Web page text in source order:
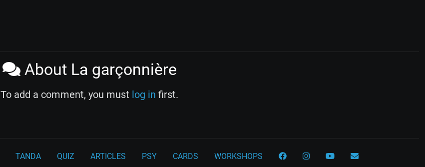
About La garçonnière
To add a comment, you must log in first.
TANDA QUIZ ARTICLES PSY CARDS WORKSHOPS